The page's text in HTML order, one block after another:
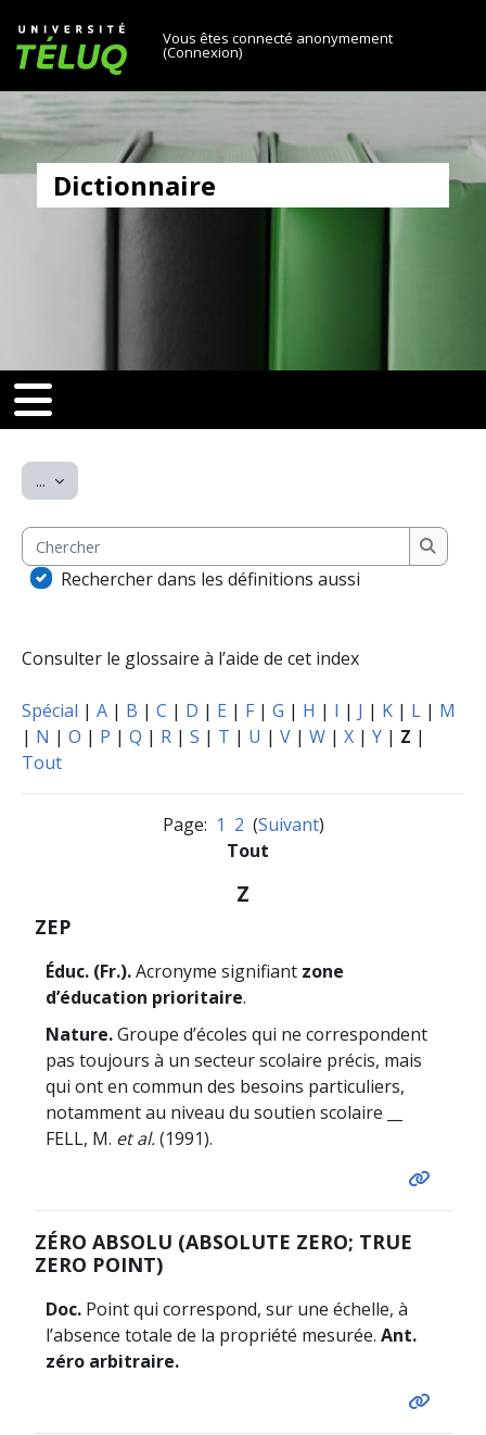
Université TÉLUQ
Vous êtes connecté anonymement
(Connexion)
Dictionnaire
[[nav-toggle]]
toggle]]
... Exporter des articles
Chercher
Rechercher dans les définitions aussi
Consulter le glossaire à l’aide de cet index
Spécial | A | B | C | D | E | F | G | H | I | J | K | L | M
| N | O | P | Q | R | S | T | U | V | W | X | Y | Z |
Tout
Page: 1 2 (Suivant)
Tout
Z
ZEP
Éduc. (Fr.).Acronyme signifiantzone
d’éducation prioritaire.
Nature.Groupe d’écoles qui ne correspondent
pas toujours à un secteur scolaire précis, mais
qui ont en commun des besoins particuliers,
notamment au niveau du soutien scolaire __
FELL, M. et al.(1991).
ZÉRO ABSOLU (ABSOLUTE ZERO; TRUE
ZERO POINT)
Doc.Point qui correspond, sur une échelle, à
l’absence totale de la propriété mesurée. Ant.
zéro arbitraire.